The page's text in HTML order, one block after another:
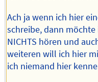
Ach ja wenn ich hier
schreibe, dann
NICHTS hören und
weiteren will ich hier
ich niemand hier